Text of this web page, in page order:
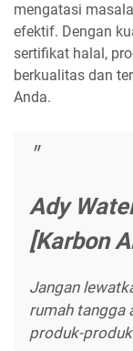
mengatasi
efektif. Dengan
sertifikat halal,
berkualitas dan
Anda.
Ady
[Karbon
Jangan
rumah tangga
produk-